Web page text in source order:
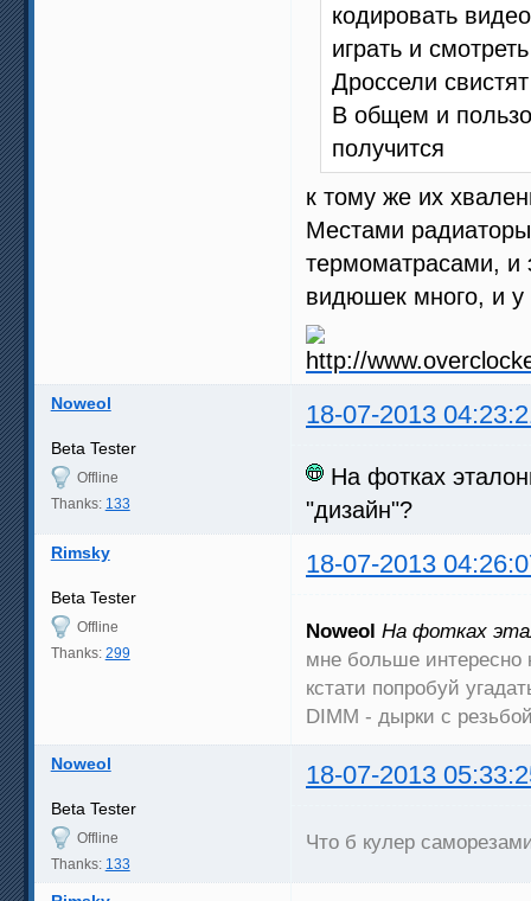
кодировать
играть и
Дроссели
В общем и
получится
к тому же их
Местами
термоматрасами, и
видюшек много, и у
Noweol 18-07-2013
Beta Tester
Offline
Thanks: 133
На фотках
"дизайн"?
Rimsky 18-07-2013
Beta Tester
Offline
Thanks: 299
Noweol На фотках
мне больше
кстати попробуй
DIMM - дырки с
Noweol 18-07-2013
Beta Tester
Offline
Thanks: 133
Что б кулер